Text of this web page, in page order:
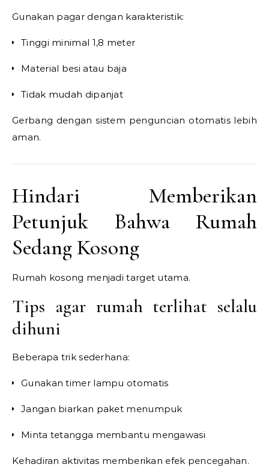
Gunakan pagar dengan karakteristik:
Tinggi minimal 1,8 meter
Material besi atau baja
Tidak mudah dipanjat
Gerbang dengan sistem penguncian otomatis lebih
aman.
Hindari Memberikan
Petunjuk Bahwa Rumah
Sedang Kosong
Rumah kosong menjadi target utama.
Tips agar rumah terlihat selalu
dihuni
Beberapa trik sederhana:
Gunakan timer lampu otomatis
Jangan biarkan paket menumpuk
Minta tetangga membantu mengawasi
Kehadiran aktivitas memberikan efek pencegahan.